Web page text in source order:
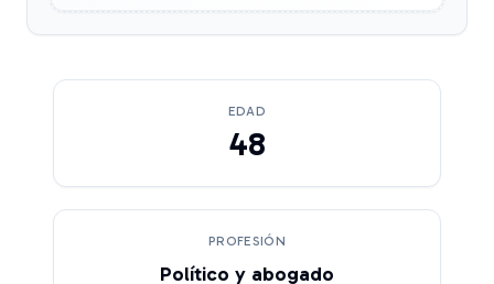
EDAD
48
PROFESIÓN
Político y abogado